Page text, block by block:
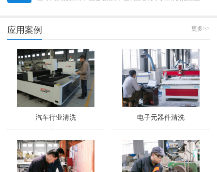
更多>>
应用案例
汽车行业清洗 电子元器件清洗